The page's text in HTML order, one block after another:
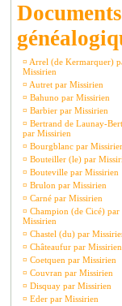
Documents
¤ Arrel (de Kermarquer)
Missirien
¤ Autret par Missirien
¤ Bahuno par Missirien
¤ Barbier par Missirien
¤ Bertrand de Launay-
par Missirien
¤ Bourgblanc par
¤ Bouteiller (le) par
¤ Bouteville par Missirien
¤ Brulon par Missirien
¤ Carné par Missirien
¤ Champion (de Cicé) par
Missirien
¤ Chastel (du) par
¤ Châteaufur par Missirien
¤ Coetquen par Missirien
¤ Couvran par Missirien
¤ Disquay par Missirien
¤ Eder par Missirien